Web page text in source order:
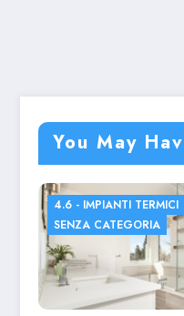
You May
4.6 - IMPIANTI TERMICI
SENZA CATEGORIA